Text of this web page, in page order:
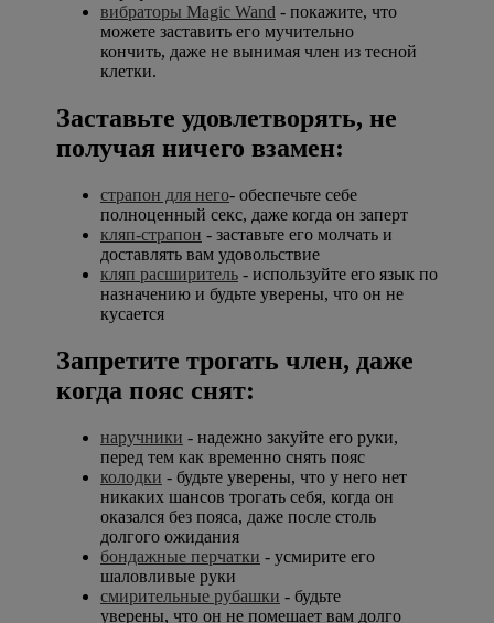
вибраторы Magic Wand - покажите, что
можете заставить его мучительно
кончить, даже не вынимая член из тесной
клетки.
Заставьте удовлетворять, не
получая ничего взамен:
страпон для него- обеспечьте себе
полноценный секс, даже когда он заперт
кляп-страпон - заставьте его молчать и
доставлять вам удовольствие
кляп расширитель - используйте его язык по
назначению и будьте уверены, что он не
кусается
Запретите трогать член, даже
когда пояс снят:
наручники - надежно закуйте его руки,
перед тем как временно снять пояс
колодки - будьте уверены, что у него нет
никаких шансов трогать себя, когда он
оказался без пояса, даже после столь
долгого ожидания
бондажные перчатки - усмирите его
шаловливые руки
смирительные рубашки - будьте
уверены, что он не помешает вам долго